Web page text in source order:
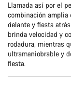
Llamada así por el
combinación amplia
delante y fiesta
brinda velocidad y
rodadura, mientras
ultramaniobrable y
fiesta.